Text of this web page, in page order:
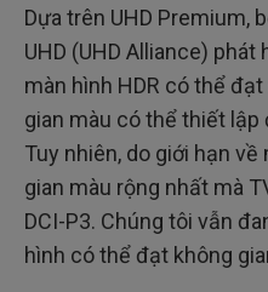
Dựa trên UHD Premium,
UHD (UHD Alliance) phát
màn hình HDR có thể
gian màu có thể thiết lập
Tuy nhiên, do giới hạn
gian màu rộng nhất mà
DCI-P3. Chúng tôi vẫn
hình có thể đạt không